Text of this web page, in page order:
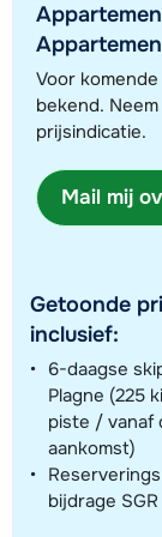
Toon alle
Deze kaart geeft
Voor
bekend. Neem
prijsindicatie.
Mail mij
Getoonde
inclusief:
6-daagse
Plagne (225
piste / vanaf
aankomst)
bijdrage SGR